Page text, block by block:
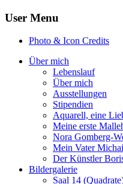
User Menu
Photo & Icon Credits
Über mich
Lebenslauf
Über mich
Ausstellungen
Stipendien
Aquarell, eine
Meine erste
Nora Gomberg-
Mein Vater
Der Künstler
Bildergalerie
Saal 14